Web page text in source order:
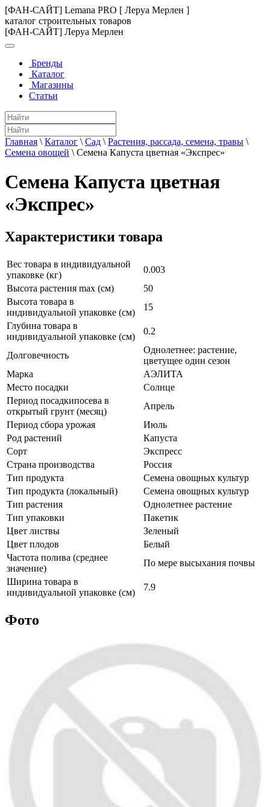
[ФАН-САЙТ] Lemana PRO [ Леруа Мерлен ]
каталог строительных товаров
[ФАН-САЙТ] Леруа Мерлен
Бренды
Каталог
Магазины
Статьи
Главная \ Каталог \ Сад \ Растения, рассада, семена, травы \
Семена овощей \ Семена Капуста цветная «Экспрес»
Семена Капуста цветная
«Экспрес»
Характеристики товара
Вес товара в индивидуальной
упаковке (кг)
0.003
Высота растения max (см)
50
Высота товара в
индивидуальной упаковке (см)
15
Глубина товара в
индивидуальной упаковке (см)
0.2
Долговечность
Однолетнее: растение,
цветущее один сезон
Марка
АЭЛИТА
Место посадки
Солнце
Период посадкипосева в
открытый грунт (месяц)
Апрель
Период сбора урожая
Июль
Род растений
Капуста
Сорт
Экспресс
Страна производства
Россия
Тип продукта
Семена овощных культур
Тип продукта (локальный)
Семена овощных культур
Тип растения
Однолетнее растение
Тип упаковки
Пакетик
Цвет листвы
Зеленый
Цвет плодов
Белый
Частота полива (среднее
значение)
По мере высыхания почвы
Ширина товара в
индивидуальной упаковке (см)
7.9
Фото